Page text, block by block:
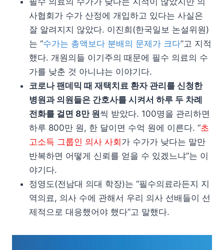
사협회가 수가 산정에 개입하고 있다는 사실은
잘 알려지지 않았다. 이진희(한국일보 논설위원)
는 “수가는 총액보다 분배의 문제가 크다”고 지적
했다. 개원의들 이기주의 때문에 필수 의료의 수
가를 낮춘 것 아니냐는 이야기다.
코로나 팬데믹 때 재택치료 환자 관리를 신청한
병원과 의원들은 간호사를 시켜서 하루 두 차례
전화를 걸면 8만 원씩 받았다. 100명을 관리하면
하루 800만 원, 한 달이면 수억 원에 이른다. “초
고소득 그룹인 의사 사회가 수가가 낮다는 말만
반복하면 어떻게 신뢰를 얻을 수 있겠느냐”는 이
야기다.
정영도(전남대 의대 학장)는 “필수의료라든지 지
역의료, 의사 수에 관해서 우리 의사 선배들이 선
제적으로 대응했어야 했다”고 말했다.